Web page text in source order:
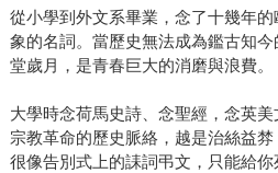
從小學到外文系畢業，念了十幾年
象的名詞。當歷史無法成為鑑古知
堂歲月，是青春巨大的消磨與浪費。
大學時念荷馬史詩、念聖經，念英
宗教革命的歷史脈絡，越是治絲益
很像告別式上的誄詞弔文，只能給